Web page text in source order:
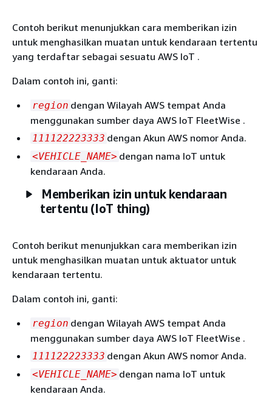
Contoh berikut menunjukkan cara memberikan izin
untuk menghasilkan muatan untuk kendaraan tertentu
yang terdaftar sebagai sesuatu AWS IoT .
Dalam contoh ini, ganti:
region dengan Wilayah AWS tempat Anda
menggunakan sumber daya AWS IoT FleetWise .
111122223333 dengan Akun AWS nomor Anda.
<VEHICLE_NAME> dengan nama IoT untuk
kendaraan Anda.
Memberikan izin untuk kendaraan
tertentu (IoT thing)
Contoh berikut menunjukkan cara memberikan izin
untuk menghasilkan muatan untuk aktuator untuk
kendaraan tertentu.
Dalam contoh ini, ganti:
region dengan Wilayah AWS tempat Anda
menggunakan sumber daya AWS IoT FleetWise .
111122223333 dengan Akun AWS nomor Anda.
<VEHICLE_NAME> dengan nama IoT untuk
kendaraan Anda.